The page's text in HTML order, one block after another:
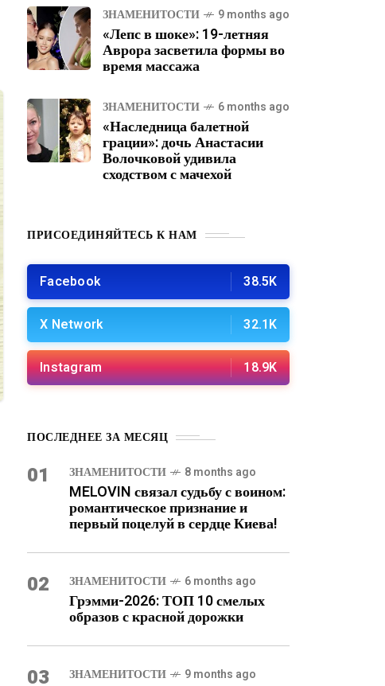
ЗНАМЕНИТОСТИ 9 months ago
«Лепс в шоке»: 19-летняя
Аврора засветила формы во
время массажа
ЗНАМЕНИТОСТИ 6 months ago
«Наследница балетной
грации»: дочь Анастасии
Волочковой удивила
сходством с мачехой
ПРИСОЕДИНЯЙТЕСЬ К НАМ
Facebook 38.5K
X Network 32.1K
Instagram 18.9K
ПОСЛЕДНЕЕ ЗА МЕСЯЦ
01 ЗНАМЕНИТОСТИ 8 months ago
MELOVIN связал судьбу с воином:
романтическое признание и
первый поцелуй в сердце Киева!
02 ЗНАМЕНИТОСТИ 6 months ago
Грэмми-2026: ТОП 10 смелых
образов с красной дорожки
03 ЗНАМЕНИТОСТИ 9 months ago